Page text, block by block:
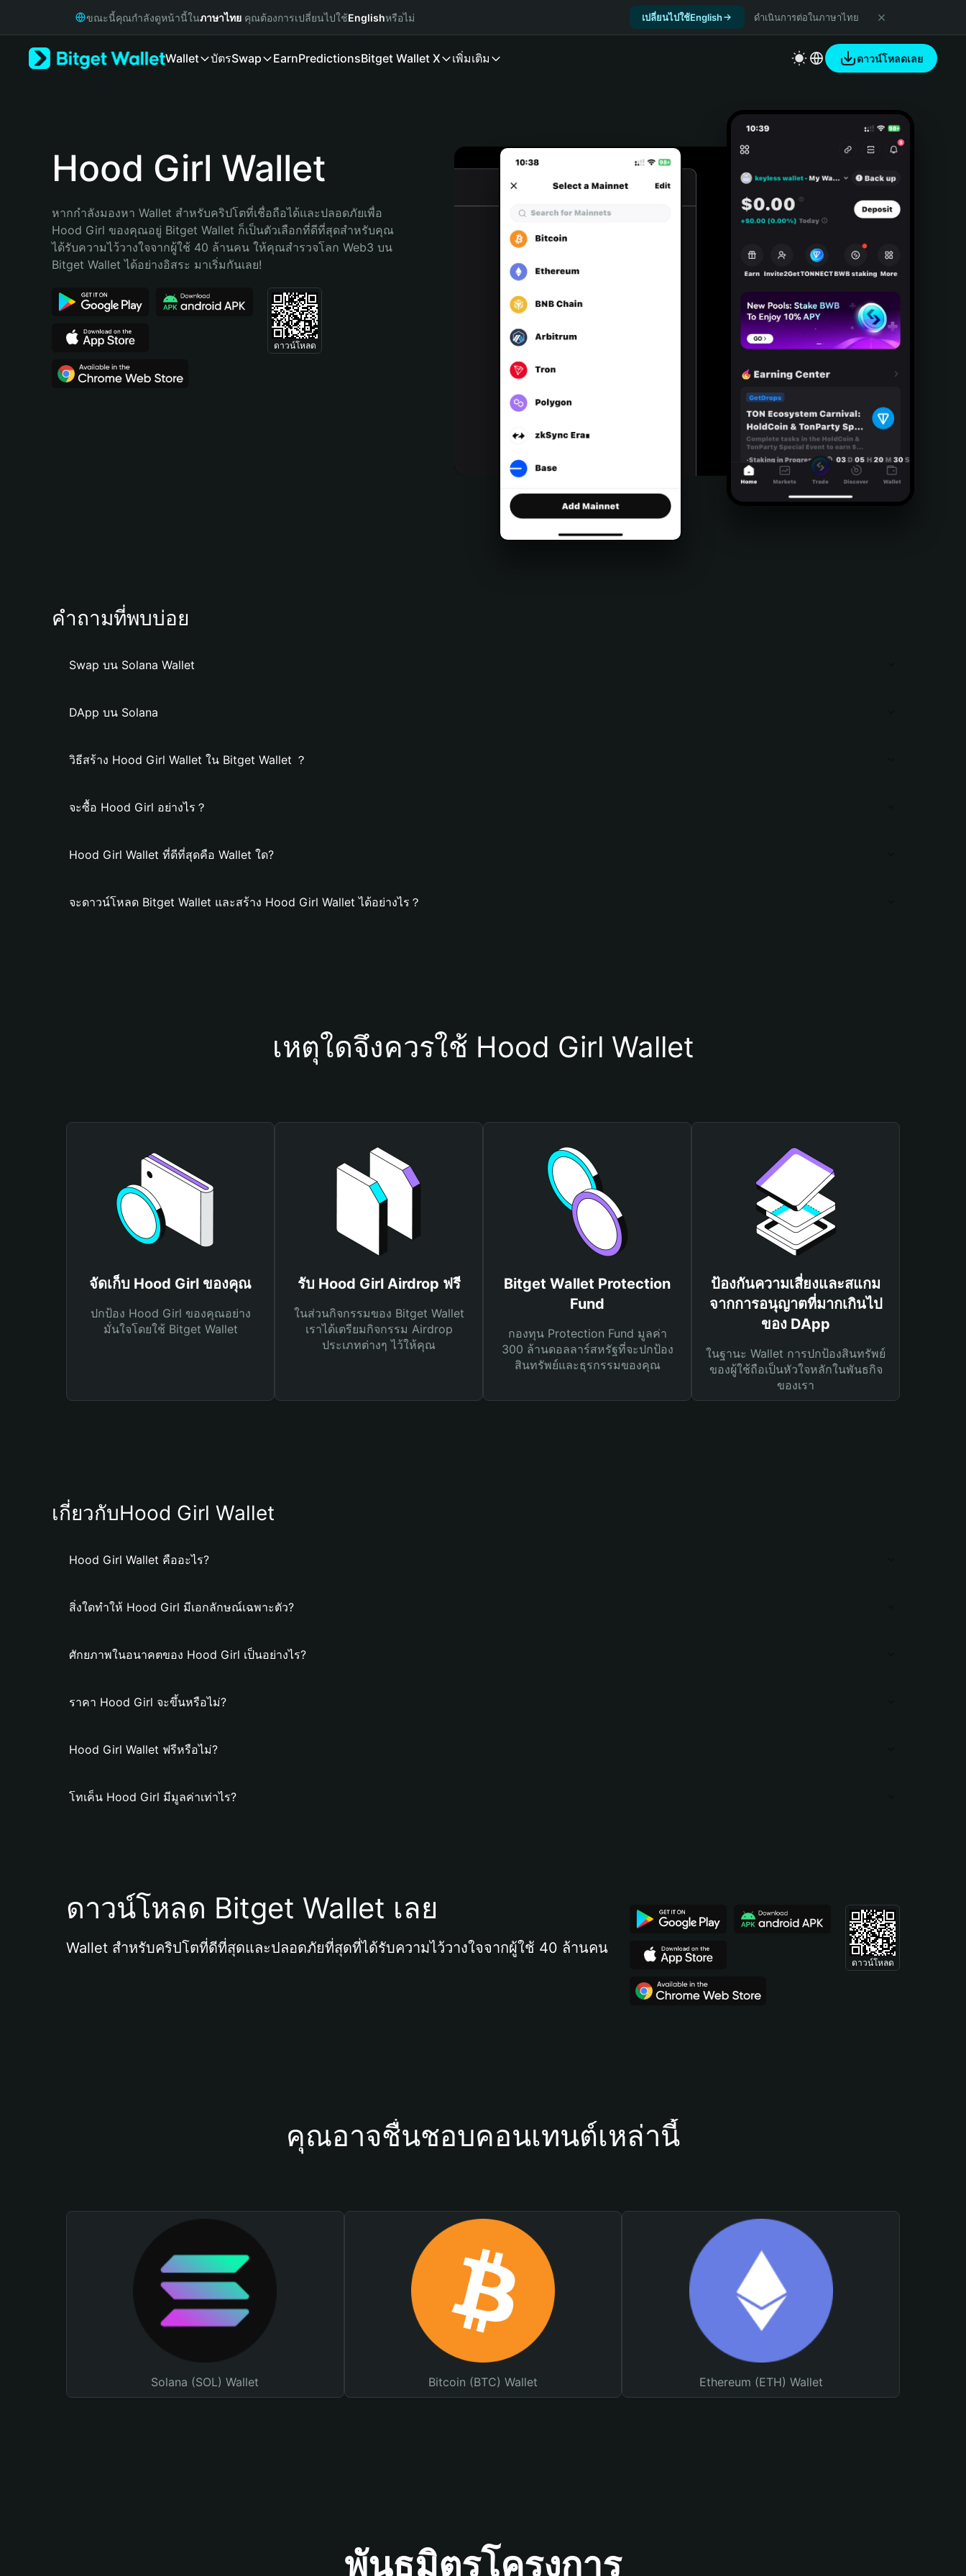
Русский
Bahasa Indonesia
Português (Brasil)
ขณะนี้คุณกำลังดูหน้านี้ในภาษาไทย คุณต้องการเปลี่ยนไปใช้Englishหรือไม่ เปลี่ยนไปใช้English ดำเนินการต่อในภาษาไทย
Wallet บัตรSwap EarnPredictionsBitget Wallet X เพิ่มเติม ดาวน์โหลดเลย
Hood Girl Wallet
หากกำลังมองหา Wallet สำหรับคริปโตที่เชื่อถือได้และปลอดภัยเพื่อ
Hood Girl ของคุณอยู่ Bitget Wallet ก็เป็นตัวเลือกที่ดีที่สุดสำหรับคุณ
ได้รับความไว้วางใจจากผู้ใช้ 40 ล้านคน ให้คุณสำรวจโลก Web3 บน
Bitget Wallet ได้อย่างอิสระ มาเริ่มกันเลย!
ดาวน์โหลด
คำถามที่พบบ่อย
Swap บน Solana Wallet
DApp บน Solana
วิธีสร้าง Hood Girl Wallet ใน Bitget Wallet ？
จะซื้อ Hood Girl อย่างไร？
Hood Girl Wallet ที่ดีที่สุดคือ Wallet ใด?
จะดาวน์โหลด Bitget Wallet และสร้าง Hood Girl Wallet ได้อย่างไร？
เหตุใดจึงควรใช้ Hood Girl Wallet
จัดเก็บ Hood Girl ของคุณ
ปกป้อง Hood Girl ของคุณอย่าง
มั่นใจโดยใช้ Bitget Wallet
รับ Hood Girl Airdrop ฟรี
ในส่วนกิจกรรมของ Bitget Wallet
เราได้เตรียมกิจกรรม Airdrop
ประเภทต่างๆ ไว้ให้คุณ
Bitget Wallet Protection
Fund
กองทุน Protection Fund มูลค่า
300 ล้านดอลลาร์สหรัฐที่จะปกป้อง
สินทรัพย์และธุรกรรมของคุณ
ป้องกันความเสี่ยงและสแกม
จากการอนุญาตที่มากเกินไป
ของ DApp
ในฐานะ Wallet การปกป้องสินทรัพย์
ของผู้ใช้ถือเป็นหัวใจหลักในพันธกิจ
ของเรา
เกี่ยวกับHood Girl Wallet
Hood Girl Wallet คืออะไร?
สิ่งใดทำให้ Hood Girl มีเอกลักษณ์เฉพาะตัว?
ศักยภาพในอนาคตของ Hood Girl เป็นอย่างไร?
ราคา Hood Girl จะขึ้นหรือไม่?
Hood Girl Wallet ฟรีหรือไม่?
โทเค็น Hood Girl มีมูลค่าเท่าไร?
ดาวน์โหลด Bitget Wallet เลย
Wallet สำหรับคริปโตที่ดีที่สุดและปลอดภัยที่สุดที่ได้รับความไว้วางใจจากผู้ใช้ 40 ล้านคน
ดาวน์โหลด
คุณอาจชื่นชอบคอนเทนต์เหล่านี้
Solana (SOL) Wallet Bitcoin (BTC) Wallet Ethereum (ETH) Wallet
พันธมิตรโครงการ